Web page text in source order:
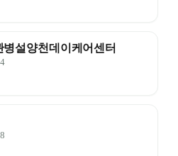
설양천데이케어센터